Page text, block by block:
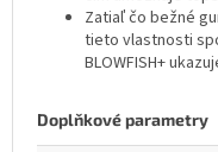
Zatiaľ čo bežné
tieto vlastnosti
BLOWFISH+
Doplňkové parametry